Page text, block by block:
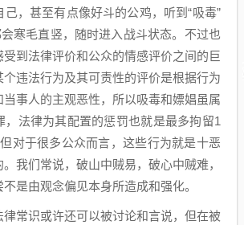
己，甚至有点像好斗的公鸡，听到“吸毒”
会寒毛直竖，随时进入战斗状态。不过也
到法律评价和公众的情感评价之间的巨
个违法行为及其可责性的评价是根据行为
当事人的主观恶性，所以吸毒和嫖娼虽属
，法律为其配置的惩罚也就是最多拘留1
对于很多公众而言，这些行为就是十恶
我们常说，破山中贼易，破心中贼难，
是由观念偏见本身所造成和强化。
常识或许还可以被讨论和言说，但在被